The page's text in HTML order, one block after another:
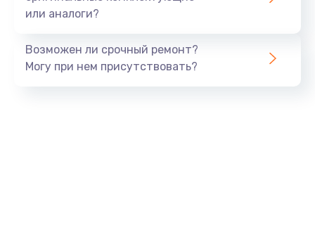
Тюнинг динамиков
или аналоги?
Возможен ли срочный ремонт?
Могу при нем присутствовать?